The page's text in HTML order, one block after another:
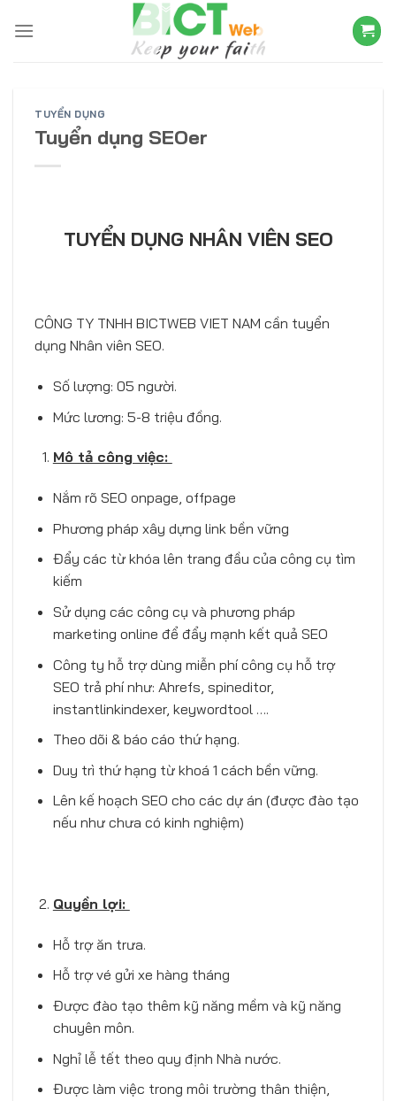
TUYỂN DỤNG
Tuyển dụng SEOer
TUYỂN DỤNG NHÂN VIÊN SEO
CÔNG TY TNHH BICTWEB VIET NAM cần tuyển
dụng Nhân viên SEO.
Số lượng: 05 người.
Mức lương: 5-8 triệu đồng.
Mô tả công việc:
Nắm rõ SEO onpage, offpage
Phương pháp xây dựng link bền vững
Đẩy các từ khóa lên trang đầu của công cụ tìm
kiếm
Sử dụng các công cụ và phương pháp
marketing online để đẩy mạnh kết quả SEO
Công ty hỗ trợ dùng miễn phí công cụ hỗ trợ
SEO trả phí như: Ahrefs, spineditor,
instantlinkindexer, keywordtool ….
Theo dõi & báo cáo thứ hạng.
Duy trì thứ hạng từ khoá 1 cách bền vững.
Lên kế hoạch SEO cho các dự án (được đào tạo
nếu như chưa có kinh nghiệm)
Quyền lợi:
Hỗ trợ ăn trưa.
Hỗ trợ vé gửi xe hàng tháng
Được đào tạo thêm kỹ năng mềm và kỹ năng
chuyên môn.
Nghỉ lễ tết theo quy định Nhà nước.
Được làm việc trong môi trường thân thiện,